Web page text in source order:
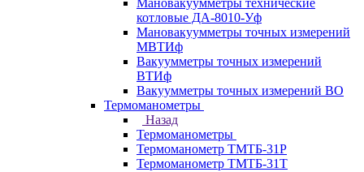
Мановакуумметры технические
котловые ДА-8010-Уф
Мановакуумметры точных измерений
МВТИф
Вакуумметры точных измерений
ВТИф
Вакуумметры точных измерений ВО
Термоманометры
Назад
Термоманометры
Термоманометр ТМТБ-31Р
Термоманометр ТМТБ-31Т